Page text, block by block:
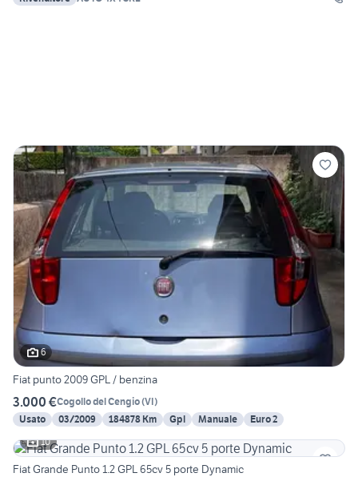
6
Fiat punto 2009 GPL / benzina
3.000 €Cogollo del Cengio(VI)
Usato
03/2009 184878 Km Gpl Manuale
Euro 2
10
Fiat Grande Punto 1.2 GPL 65cv 5 porte Dynamic